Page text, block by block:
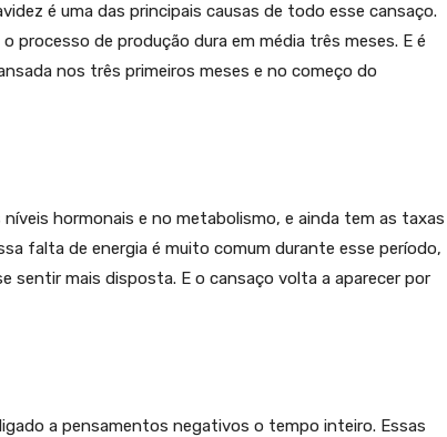
é uma das principais causas de todo esse cansaço.
processo de produção dura em média três meses. E é
nos três primeiros meses e no começo do
hormonais e no metabolismo, e ainda tem as taxas
falta de energia é muito comum durante esse período,
sentir mais disposta. E o cansaço volta a aparecer por
a pensamentos negativos o tempo inteiro. Essas